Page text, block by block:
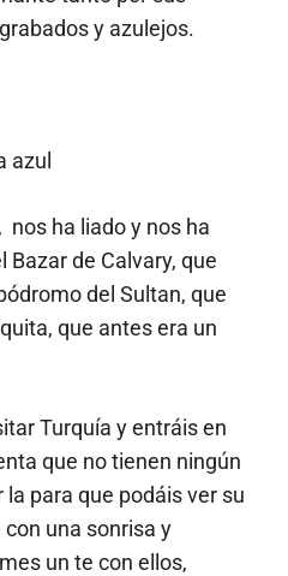
y azulejos.
ha liado y nos ha
Bazar de Calvary, que
del Sultan, que
que antes era un
Turquía y entráis en
que no tienen ningún
para que podáis ver su
una sonrisa y
un te con ellos,